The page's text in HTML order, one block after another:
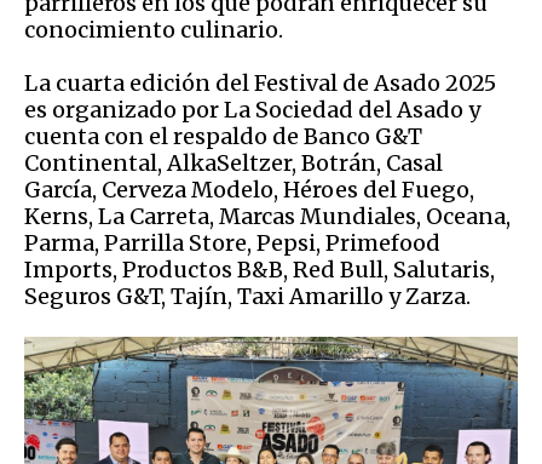
conocimiento culinario.
La cuarta edición del Festival de Asado 2025
es organizado por La Sociedad del Asado y
cuenta con el respaldo de Banco G&T
Continental, AlkaSeltzer, Botrán, Casal
García, Cerveza Modelo, Héroes del Fuego,
Kerns, La Carreta, Marcas Mundiales, Oceana,
Parma, Parrilla Store, Pepsi, Primefood
Imports, Productos B&B, Red Bull, Salutaris,
Seguros G&T, Tajín, Taxi Amarillo y Zarza.